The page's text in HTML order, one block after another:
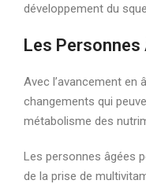
développement du
Les Personnes
Avec l’avancement en
changements qui
métabolisme des
Les personnes âgées
de la prise de